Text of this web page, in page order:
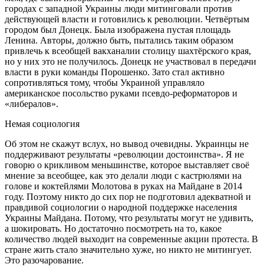
городах с западной Украины люди митинговали против
действующей власти и готовились к революции. Четвёртым
городом был Донецк. Была изображена пустая площадь
Ленина. Авторы, должно быть, пытались таким образом
привлечь к всеобщей вакханалии столицу шахтёрского края,
но у них это не получилось. Донецк не участвовал в передачи
власти в руки команды Порошенко. Зато стал активно
сопротивляться тому, чтобы Украиной управляло
американское посольство руками псевдо-реформаторов и
«либералов».
Немая социология
Об этом не скажут вслух, но вывод очевидны. Украинцы не
поддерживают результаты «революции достоинства». Я не
говорю о крикливом меньшинстве, которое выставляет своё
мнение за всеобщее, как это делали люди с кастрюлями на
голове и коктейлями Молотова в руках на Майдане в 2014
году. Поэтому никто до сих пор не подготовил адекватной и
правдивой социологии о народной поддержке населения
Украины Майдана. Потому, что результаты могут не удивить,
а шокировать. Но достаточно посмотреть на то, какое
количество людей выходит на современные акции протеста. В
стране жить стало значительно хуже, но никто не митингует.
Это разочарование.